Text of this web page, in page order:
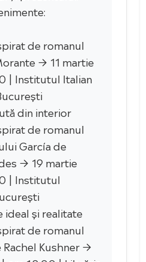
de romanul
→ 11 martie
| Institutul Italian
din interior
de romanul
García de
→ 19 martie
| Institutul
ideal și realitate
de romanul
Kushner →